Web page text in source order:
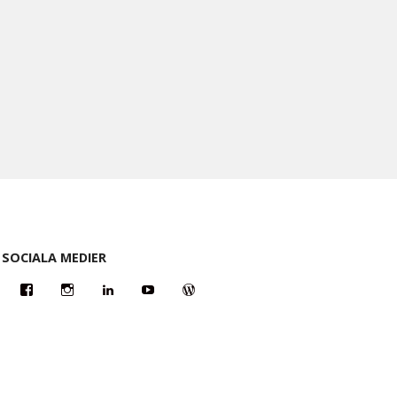
SOCIALA MEDIER
FacebookInstagramLinkedIn YouTube